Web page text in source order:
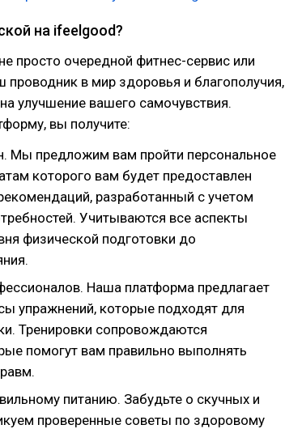
на ifeelgood?
просто очередной фитнес-сервис или
проводник в мир здоровья и благополучия,
улучшение вашего самочувствия.
вы получите:
Мы предложим вам пройти персональное
которого вам будет предоставлен
разработанный с учетом
Учитываются все аспекты
физической подготовки до
Наша платформа предлагает
упражнений, которые подходят для
Тренировки сопровождаются
помогут вам правильно выполнять
питанию. Забудьте о скучных и
проверенные советы по здоровому